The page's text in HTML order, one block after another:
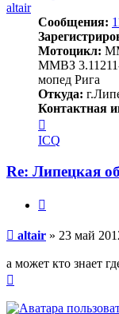
altair
Сообщения:
Мотоцикл:
ММВЗ
мопед Рига
Откуда:
Контактная
информация
пользователя
ICQ
Re: Липецкая
Сообщение
altair » 23 май
а может кто знает
началу